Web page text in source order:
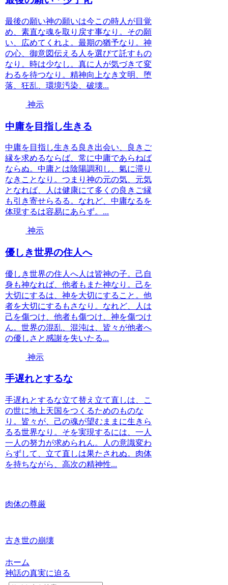
最後の願い神の願いは今この時人が目覚
め、素直な魂を取り戻す事なり。その願
い、広めてくれよ。最期の猶予なり。神
の心、御意図伝える人を選びて託すもの
なり。時は少なし。真に人が気づきて変
わるを待つなり。精神向上なき文明、堕
落、狂乱、環境汚染、破壊...
神示
中庸を目指し生きる
中庸を目指し生きる良き出会い、良きご
縁を求めるならば、常に中庸であらねば
ならぬ。中庸とは陰陽調和し、氣に滞り
なきことなり。つまり神の元の気、元気
となれば、人は健康にて多くの良きご縁
も引き寄せらるる。なれど、中庸なるを
体現するは容易にあらず。...
神示
優しき世界の住人へ
優しき世界の住人へ人は皆神の子。己自
身も神なれば、他者もまた神なり。己を
大切にするは、神を大切にすること。他
者を大切にするもさなり。なれど、人は
己を傷つけ、他者も傷つけ、神を傷つけ
ん。世界の混乱、混沌は、皆々が他者へ
の優しさと感謝を失いたる...
神示
手遅れとするな
手遅れとするな立て替え立て直しは、こ
の世に地上天国をつくるためのものな
り。皆々が、己の魂が望むままに生きら
るる世界なり。そを実現するには、一人
一人の努力が求められん。人の意識変わ
らずして、立て直しは果たされぬ。肉体
を持ちながら、高次の精神性...
肉体の尊厳
古き世の崩壊
ホーム
神話の真実に迫る